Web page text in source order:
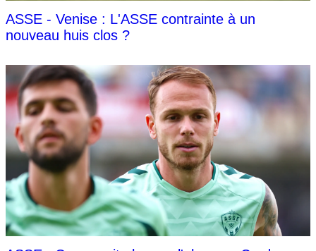
ASSE - Venise : L'ASSE contrainte à un
nouveau huis clos ?